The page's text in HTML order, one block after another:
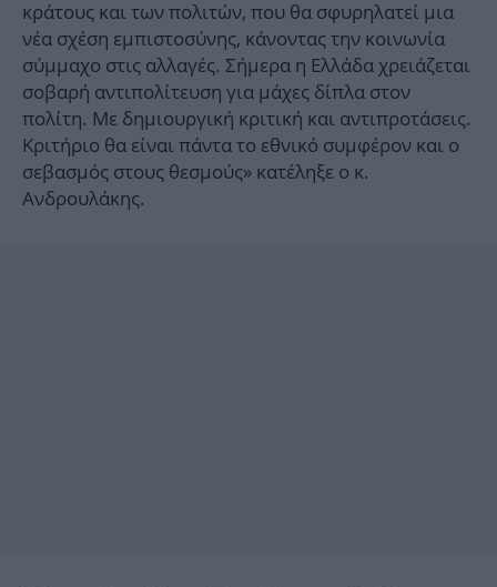
κράτους και των πολιτών, που θα σφυρηλατεί μια
νέα σχέση εμπιστοσύνης, κάνοντας την κοινωνία
σύμμαχο στις αλλαγές. Σήμερα η Ελλάδα χρειάζεται
σοβαρή αντιπολίτευση για μάχες δίπλα στον
πολίτη. Με δημιουργική κριτική και αντιπροτάσεις.
Κριτήριο θα είναι πάντα το εθνικό συμφέρον και ο
σεβασμός στους θεσμούς» κατέληξε ο κ.
Ανδρουλάκης.